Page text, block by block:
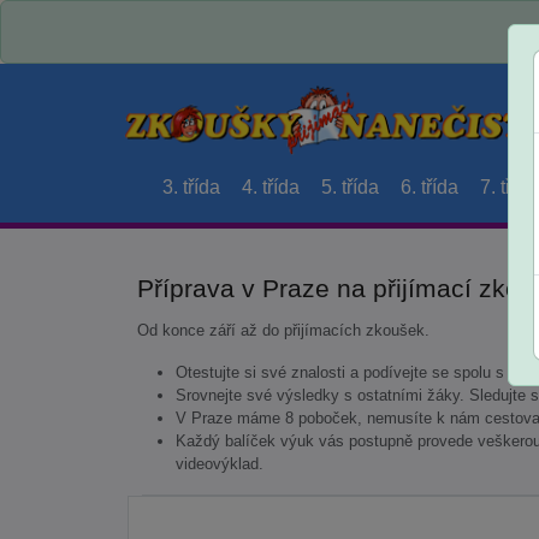
3. třída 4. třída 5. třída 6. třída 7. třída
Příprava v Praze na přijímací
Od konce září až do přijímacích zkoušek.
Otestujte si své znalosti a podívejte se spolu s
Srovnejte své výsledky s ostatními žáky. Sledujte
V Praze máme 8 poboček, nemusíte k nám
Každý balíček výuk vás postupně provede
videovýklad.